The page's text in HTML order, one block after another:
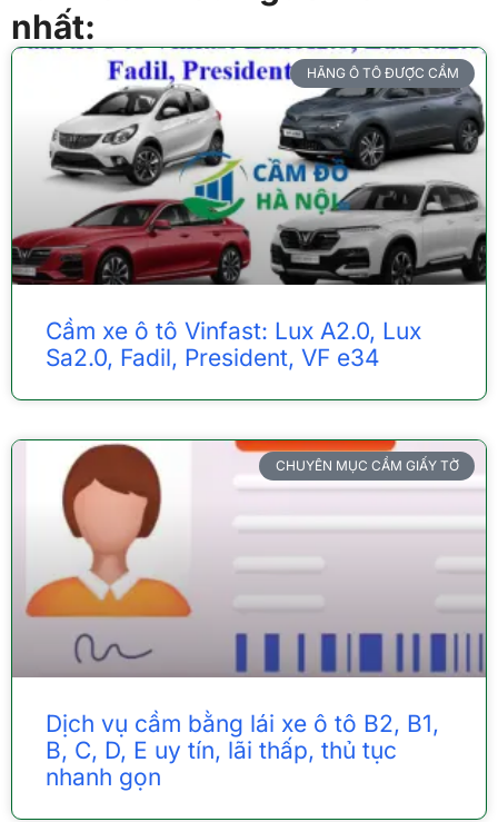
nhất:
HÃNG Ô TÔ ĐƯỢC CẦM
Cầm xe ô tô Vinfast: Lux A2.0, Lux
Sa2.0, Fadil, President, VF e34
CHUYÊN MỤC CẦM GIẤY TỜ
Dịch vụ cầm bằng lái xe ô tô B2, B1,
B, C, D, E uy tín, lãi thấp, thủ tục
nhanh gọn